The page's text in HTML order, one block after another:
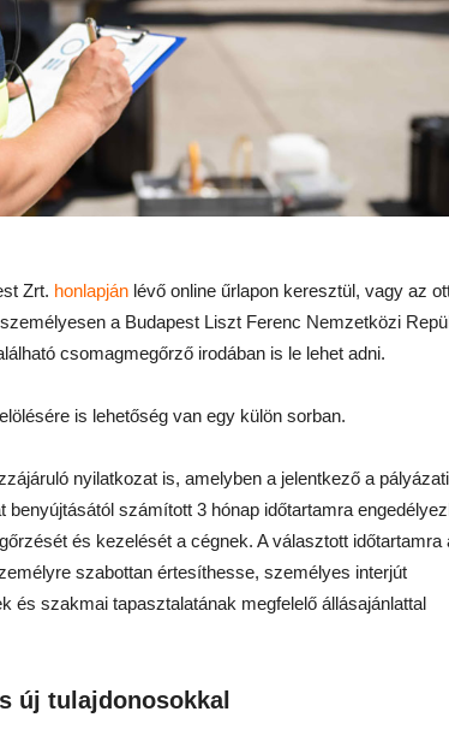
Zrt. honlapján lévő online űrlapon keresztül, vagy az
a Budapest Liszt Ferenc Nemzetközi
csomagmegőrző irodában is le lehet adni.
is lehetőség van egy külön sorban.
nyilatkozat is, amelyben a jelentkező a
számított 3 hónap időtartamra
és kezelését a cégnek. A választott időtartamra
szabottan értesíthesse, személyes interjút
és szakmai tapasztalatának megfelelő állásajánlattal
új tulajdonosokkal